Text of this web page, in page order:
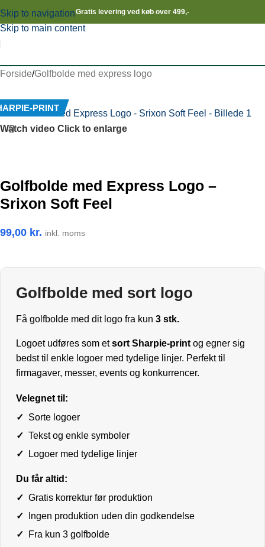
Skip to navigation
Skip to main content
Gratis levering ved køb over 499,-
Forside/Golfbolde med express logo
PRINT
Watch video Click to enlarge
Golfbolde med Express Logo –
Srixon Soft Feel
99,00 kr. inkl. moms
Golfbolde med sort logo
Få golfbolde med dit logo fra kun 3 stk.
Logoet udføres som etsort Sharpie-print og egner sig
bedst til enkle logoer med tydelige linjer. Perfekt til
firmagaver, messer, events og konkurrencer.
Velegnet til:
✓ Sorte logoer
✓ Tekst og enkle symboler
✓
Logoer med tydelige linjer
Du får altid:
✓ Gratis korrektur før produktion
✓
Ingen produktion uden din godkendelse
✓
Fra kun 3 golfbolde